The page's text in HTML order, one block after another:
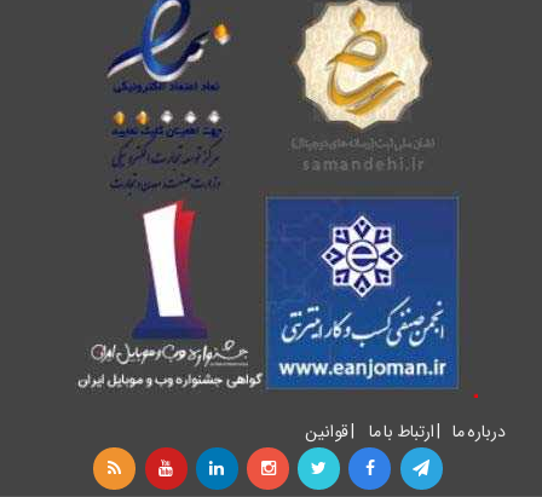
درباره ما |ارتباط با ما |قوانین